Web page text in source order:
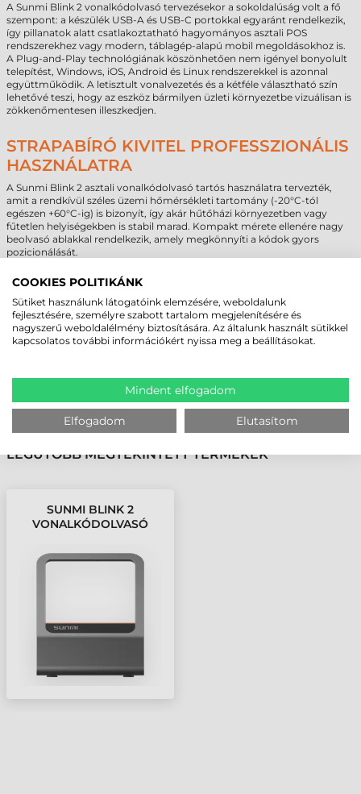
A Sunmi Blink 2 vonalkódolvasó tervezésekor a sokoldalúság volt a fő
szempont: a készülék USB-A és USB-C portokkal egyaránt rendelkezik,
így pillanatok alatt csatlakoztatható hagyományos asztali POS
rendszerekhez vagy modern, táblagép-alapú mobil megoldásokhoz is.
A Plug-and-Play technológiának köszönhetően nem igényel bonyolult
telepítést, Windows, iOS, Android és Linux rendszerekkel is azonnal
együttműködik. A letisztult vonalvezetés és a kétféle választható szín
lehetővé teszi, hogy az eszköz bármilyen üzleti környezetbe vizuálisan is
zökkenőmentesen illeszkedjen.
STRAPABÍRÓ KIVITEL PROFESSZIONÁLIS
HASZNÁLATRA
A Sunmi Blink 2 asztali vonalkódolvasó tartós használatra tervezték,
amit a rendkívül széles üzemi hőmérsékleti tartomány (-20°C-tól
egészen +60°C-ig) is bizonyít, így akár hűtőházi környezetben vagy
fűtetlen helyiségekben is stabil marad. Kompakt mérete ellenére nagy
beolvasó ablakkal rendelkezik, amely megkönnyíti a kódok gyors
pozicionálását.
működése révén fenntartható és költséghatékony választás minden
olyan vállalkozás számára, ahol a sebesség és a stílus egyaránt fontos.
MEGBÍZHAT BENNÜNK! ISMERJE MEG
KÖVESSE BE YOUTUBE CSATORNÁNKAT!
LEGUTÓBB MEGTEKINTETT TERMÉKEK
SUNMI BLINK 2
VONALKÓDOLVASÓ
COOKIES POLITIKÁNK
Sütiket használunk látogatóink elemzésére, weboldalunk
fejlesztésére, személyre szabott tartalom megjelenítésére és
nagyszerű weboldalélmény biztosítására. Az általunk használt sütikkel
kapcsolatos további információkért nyissa meg a beállításokat.
Mindent elfogadom
Elfogadom Elutasítom